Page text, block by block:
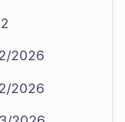
2026
2026